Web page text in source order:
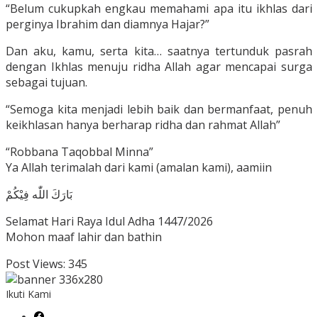
“Belum cukupkah engkau memahami apa itu ikhlas dari
perginya Ibrahim dan diamnya Hajar?”
Dan aku, kamu, serta kita… saatnya tertunduk pasrah
dengan Ikhlas menuju ridha Allah agar mencapai surga
sebagai tujuan.
“Semoga kita menjadi lebih baik dan bermanfaat, penuh
keikhlasan hanya berharap ridha dan rahmat Allah”
“Robbana Taqobbal Minna”
Ya Allah terimalah dari kami (amalan kami), aamiin
‎بَارَكَ اللّٰه فِيْكُمْ
Selamat Hari Raya Idul Adha 1447/2026
Mohon maaf lahir dan bathin
Post Views: 345
Ikuti Kami